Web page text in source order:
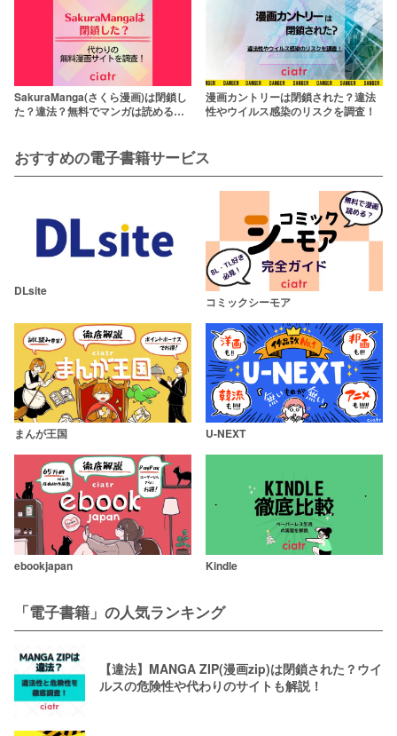
SakuraManga(さくら漫画)は閉鎖し
た？違法？無料でマンガは読める？
漫画カントリーは閉鎖された？違法
性やウイルス感染のリスクを調査！
おすすめの電子書籍サービス
DLsite
コミックシーモア
まんが王国 U-NEXT
ebookjapan Kindle
「電子書籍」の人気ランキング
【違法】MANGA ZIP(漫画zip)は閉鎖された？ウイ
ルスの危険性や代わりのサイトも解説！